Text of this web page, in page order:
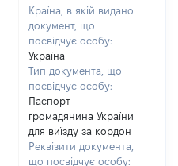
Країна, в якій видано
документ, що
посвідчує особу:
Україна
Тип документа, що
посвідчує особу:
Паспорт
громадянина України
для виїзду за кордон
Реквізити документа,
що посвідчує особу: